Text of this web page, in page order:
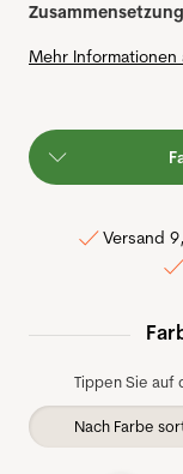
Mehr Informationen
Versand
Tippen Sie auf
Nach Farbe